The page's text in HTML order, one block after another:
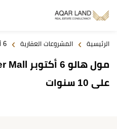
الرئيسية › المشروعات العقارية › 6 أكتوبر
على 10 سنوات